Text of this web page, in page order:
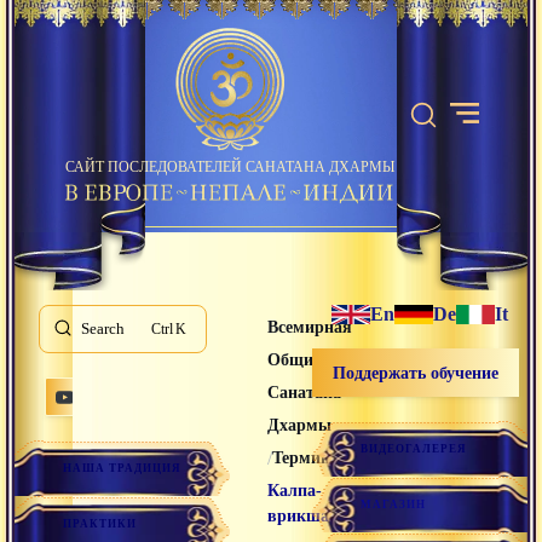
САЙТ ПОСЛЕДОВАТЕЛЕЙ САНАТАНА ДХАРМЫ
Search K
НАША ТРАДИЦИЯ
ПРАКТИКИ
Всемирная
Община
Санатана
Дхармы
/Термины/
Калпа-
врикша
En De It
Поддержать обучение
ВИДЕОГАЛЕРЕЯ
МАГАЗИН